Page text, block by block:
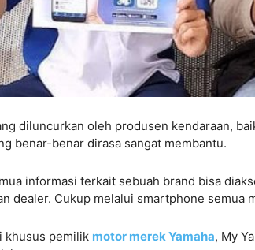
diluncurkan oleh produsen kendaraan,
benar-benar dirasa sangat membantu.
informasi terkait sebuah brand bisa
dealer. Cukup melalui smartphone semua
khusus pemilik motor merek Yamaha, My